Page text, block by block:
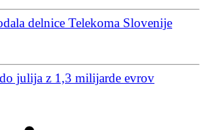
delnice Telekoma Slovenije
julija z 1,3 milijarde evrov